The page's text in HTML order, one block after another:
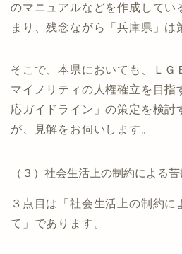
のマニュアルなどを作成してい
まり、残念ながら「兵庫県」は
そこで、本県においても、ＬＧ
マイノリティの人権確立を目指
応ガイドライン」の策定を検討
が、見解をお伺いします。
（３）社会生活上の制約による
３点目は「社会生活上の制約に
て」であります。